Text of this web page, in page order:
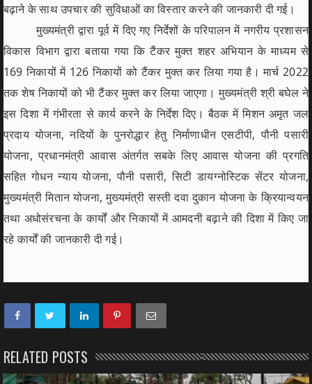
बढ़ाने के साथ उपचार की सुविधाओं का विस्तार करने की जानकारी दी गई।
मुख्यमंत्री द्वारा पूर्व में दिए गए निर्देशों के परिपालन में नगरीय प्रशासन
विकास विभाग द्वारा बताया गया कि टैंकर मुक्त शहर अभियान के माध्यम से
169 निकायों में 126 निकायों को टैंकर मुक्त कर लिया गया है। मार्च 2022
तक शेष निकायों को भी टैंकर मुक्त कर लिया जाएगा। मुख्यमंत्री श्री बघेल ने
इस दिशा में गंभीरता से कार्य करने के निर्देश दिए। बैठक में मिशन अमृत जल
प्रदाय योजना, नदियों के पुनरोद्धार हेतु निर्माणाधीन एसटीपी, पौनी पसारी
योजना, प्रधानमंत्री आवास अंतर्गत सबके लिए आवास योजना की प्रगति
सहित गोधन न्याय योजना, पौनी पसारी, सिटी डायग्नोस्टिक सेंटर योजना,
मुख्यमंत्री मितान योजना, मुख्यमंत्री सस्ती दवा दुकान योजना के क्रियान्वयन
तथा अधोसंरचना के कार्यों और निकायों में आमदनी बढ़ाने की दिशा में किए जा
रहे कार्यों की जानकारी दी गई।
RELATED POSTS